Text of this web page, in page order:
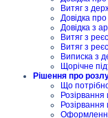
Витяг з
Довідка про
Довідка з
Витяг з
Витяг з
Виписка з
Щорічне
Рішення про
Що